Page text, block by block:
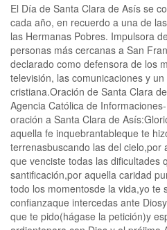
El Día de Santa Clara de Asís se
cada año, en recuerdo a una de
las Hermanas Pobres. Impulsora
personas más cercanas a San
declarado como defensora de los
televisión, las comunicaciones y
cristiana.Oración de Santa Clara
Agencia Católica de
oración a Santa Clara de
aquella fe inquebrantableque te
terrenasbuscando las del cielo,por
que venciste todas las dificultades
santificación,por aquella caridad
todo los momentosde la vida,yo te
confianzaque intercedas ante
que te pido(hágase la petición)y